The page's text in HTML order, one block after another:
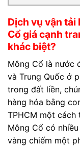
Dịch vụ vận tải
Cổ giá cạnh
khác biệt?
Mông Cổ là nước
và Trung Quốc ở
trong đất liền,
hàng hóa bằng
TPHCM một cách
Mông Cổ có
vàng chiếm một